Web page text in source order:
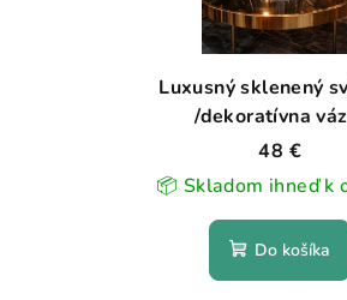
Luxusný sklenený
/dekoratívna
48 €
📦 Skladom ihneď k
Do košíka